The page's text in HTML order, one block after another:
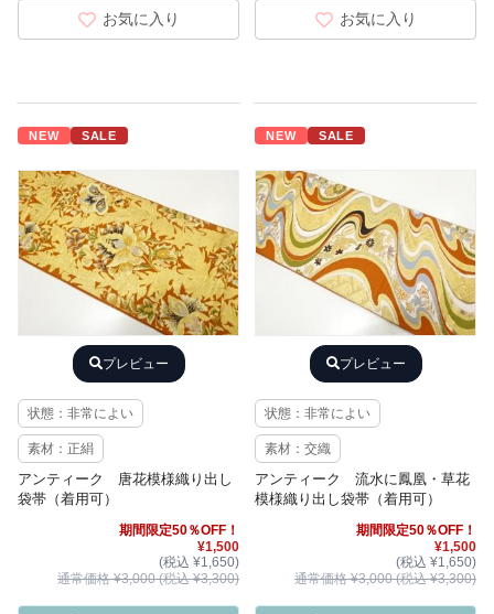
お気に入り お気に入り
NEW SALE
プレビュー
状態：非常によい
素材：正絹
アンティーク 唐花模様織り出し
袋帯（着用可）
期間限定50％OFF！
¥1,500
(税込 ¥1,650)
通常価格 ¥3,000 (税込 ¥3,300)
NEW SALE
プレビュー
状態：非常によい
素材：交織
アンティーク 流水に鳳凰・草花
模様織り出し袋帯（着用可）
期間限定50％OFF！
¥1,500
(税込 ¥1,650)
通常価格 ¥3,000 (税込 ¥3,300)